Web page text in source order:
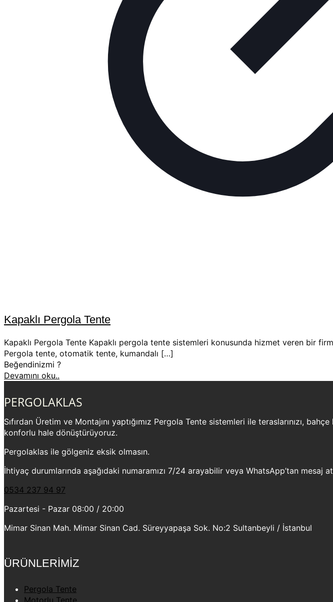
Kapaklı Pergola Tente
Kapaklı Pergola Tente Kapaklı pergola tente sistemleri konusunda hizmet veren bir
Pergola tente, otomatik tente, kumandalı […]
Beğendinizmi ?
Devamını oku..
PERGOLAKLAS
Sıfırdan Üretim ve Montajını yaptığımız Pergola Tente sistemleri ile teraslarınızı, bahçe
konforlu hale dönüştürüyoruz.
Pergolaklas ile gölgeniz eksik olmasın.
İhtiyaç durumlarında aşağıdaki numaramızı 7/24 arayabilir veya WhatsApp’tan mesaj
0534 237 94 97
Pazartesi - Pazar 08:00 / 20:00
Mimar Sinan Mah. Mimar Sinan Cad. Süreyyapaşa Sok. No:2 Sultanbeyli / İstanbul
ÜRÜNLERİMİZ
Pergola Tente
Motorlu Tente